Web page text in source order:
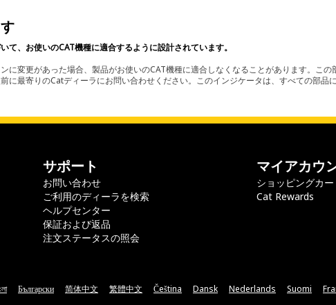
て、お使いのCAT機種に適合するように設計されています。
に変更があった場合、製品がお使いのCAT機種に適合しなくなることがあります。こ
に最寄りのCatディーラにお問い合わせください。このインジケータは、すべての部品
サポート
お問い合わせ
ご利用のディーラを検索
ヘルプセンター
保証および返品
注文ステータスの照会
マイアカウ
ショッピングカー
Cat Rewards
Български 简体中文 繁體中文 Čeština Dansk Nederlands Suomi